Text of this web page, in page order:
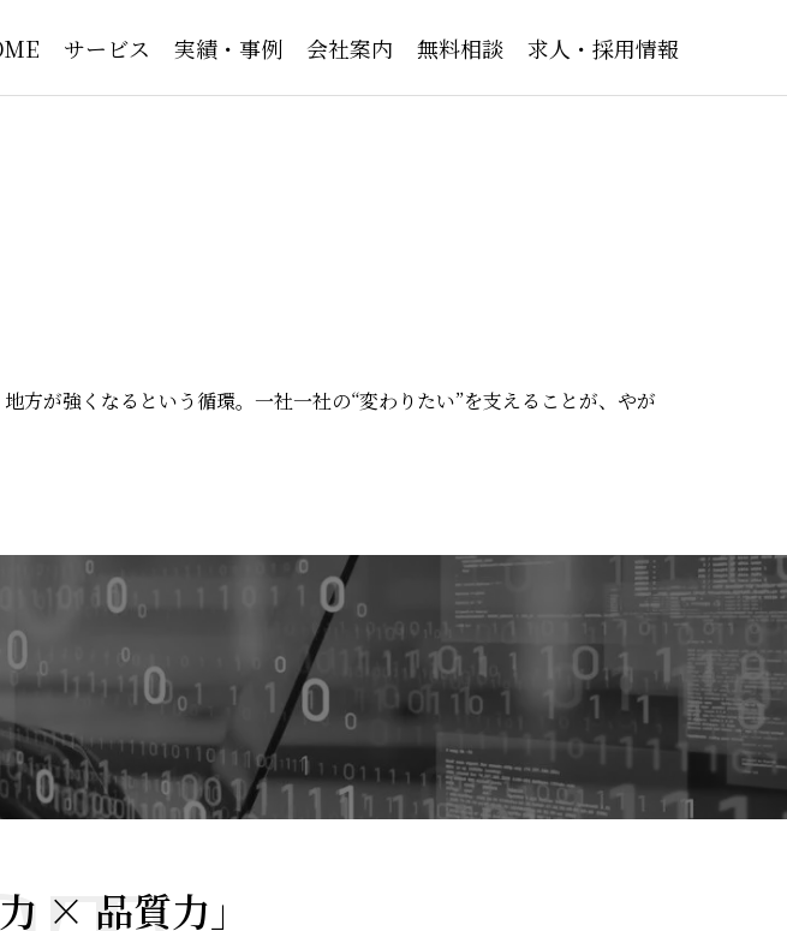
サービス 実績・事例 会社案内 無料相談 求人・採用情報
か？
生成AIを活用した新規事業開発研修
方が強くなるという循環。一社一社の“変わりたい”を支えることが、やが
× 品質力」